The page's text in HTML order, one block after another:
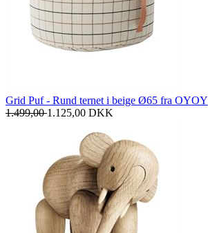
Grid Puf - Rund ternet i beige Ø65 fra OYOY
1.499,001.125,00 DKK